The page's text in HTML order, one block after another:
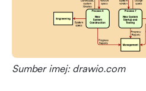
Sumber imej: drawio.com